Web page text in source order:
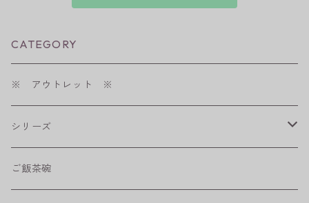
CATEGORY
※ アウトレット ※
シリーズ
shabby chic style
ご飯茶碗